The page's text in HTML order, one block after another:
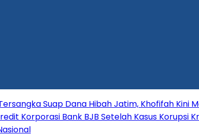
Suap Dana Hibah Jatim, Khofifah Kini
Korporasi Bank BJB Setelah Kasus Korupsi